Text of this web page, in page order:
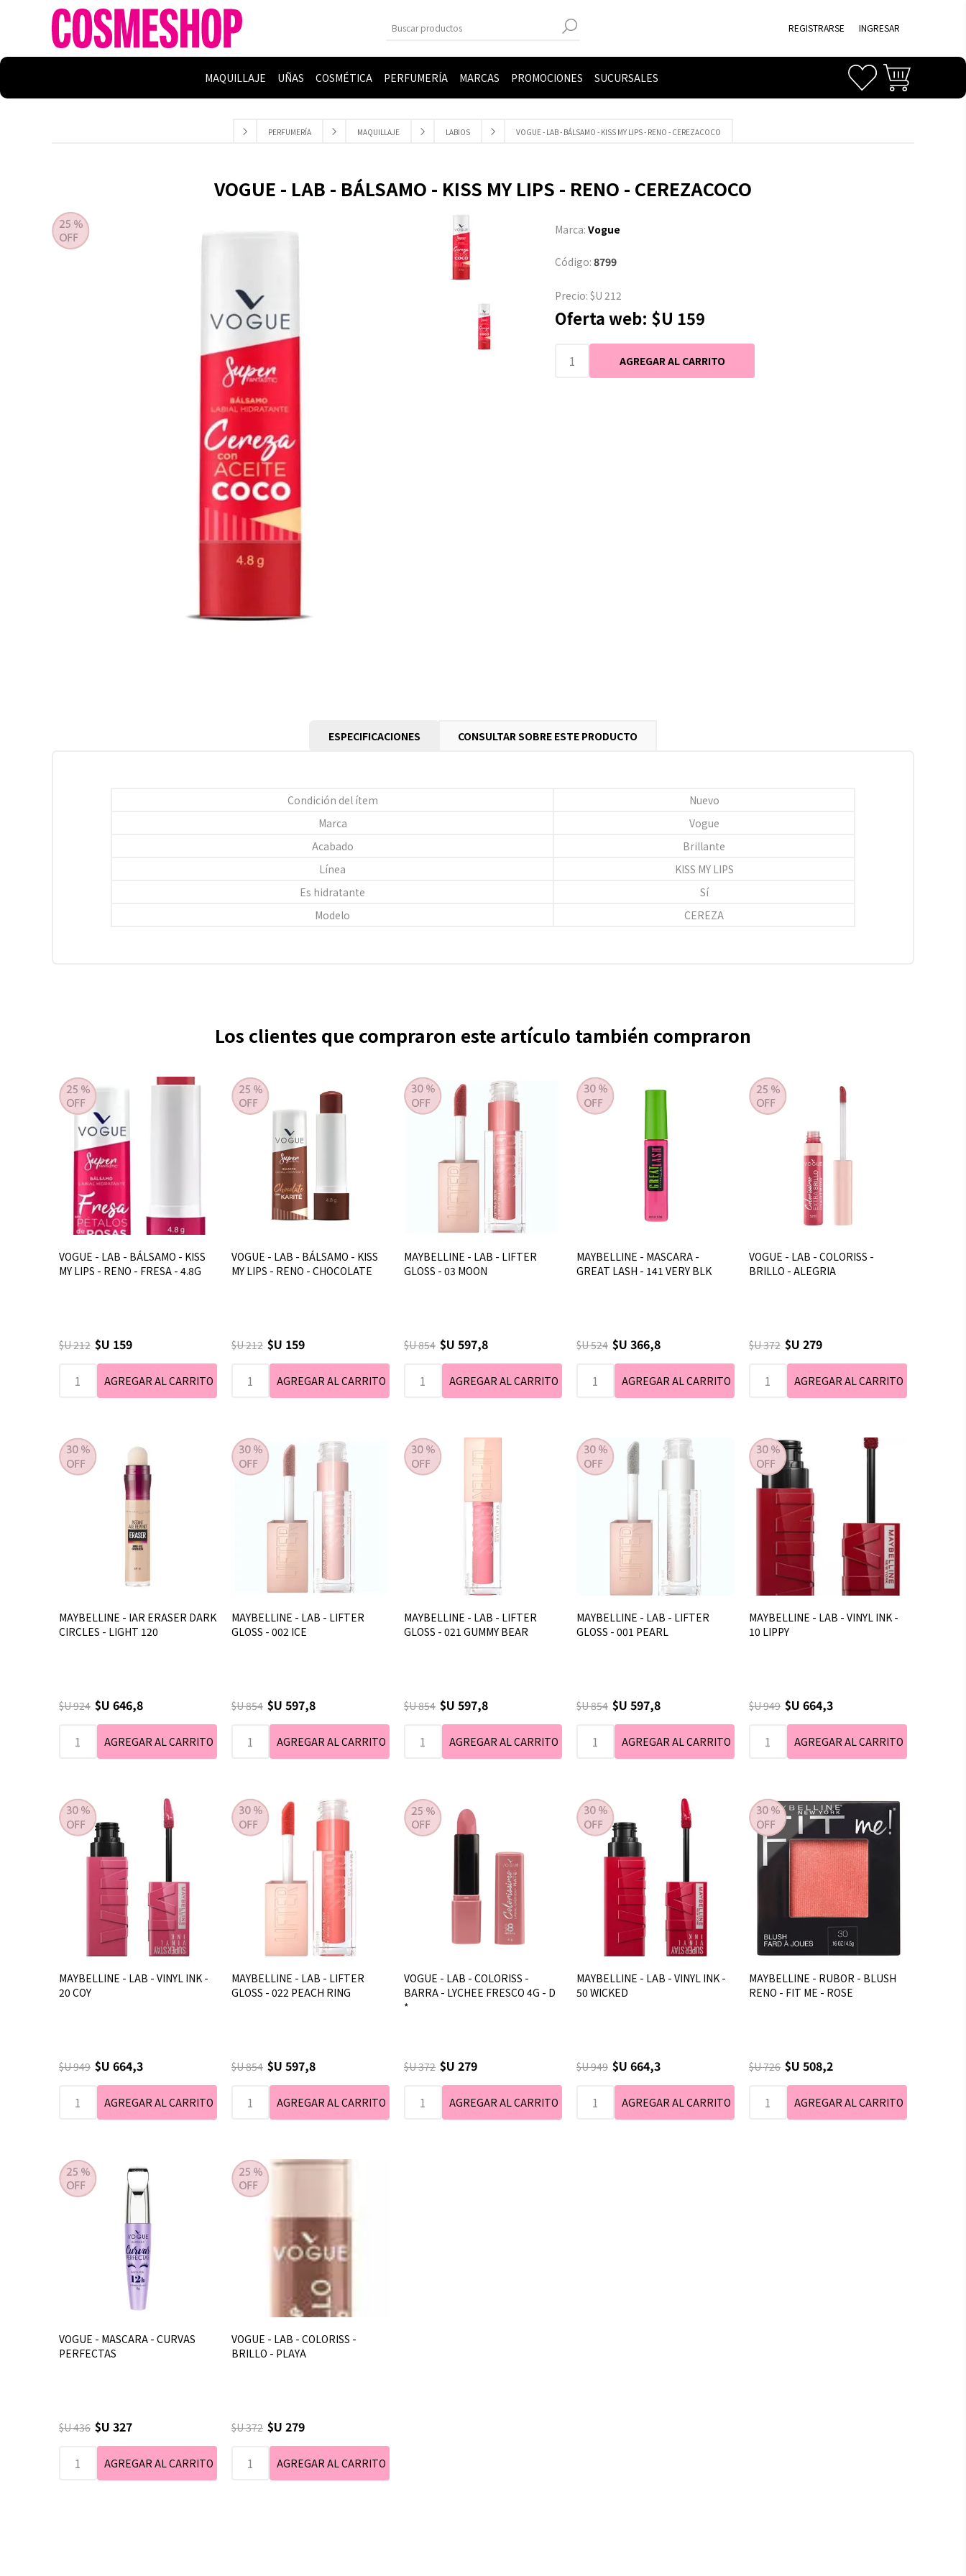
REGISTRARSE INGRESAR
MAQUILLAJE UÑAS COSMÉTICA PERFUMERÍA MARCAS PROMOCIONES SUCURSALES
PERFUMERÍA MAQUILLAJE LABIOS VOGUE - LAB - BÁLSAMO - KISS MY LIPS - RENO - CEREZACOCO
VOGUE - LAB - BÁLSAMO - KISS MY LIPS - RENO - CEREZACOCO
Marca: Vogue
Código: 8799
Precio: $U 212
Oferta web: $U 159
ESPECIFICACIONES CONSULTAR SOBRE ESTE PRODUCTO
Condición del ítem
Nuevo
Marca
Vogue
Acabado
Brillante
Línea
KISS MY LIPS
Es hidratante
Sí
Modelo
CEREZA
Los clientes que compraron este artículo también compraron
VOGUE - LAB - BÁLSAMO - KISS
MY LIPS - RENO - FRESA - 4.8G
$U 212 $U 159
VOGUE - LAB - BÁLSAMO - KISS
MY LIPS - RENO - CHOCOLATE
$U 212 $U 159
MAYBELLINE - LAB - LIFTER
GLOSS - 03 MOON
$U 854 $U 597,8
MAYBELLINE - MASCARA -
GREAT LASH - 141 VERY BLK
$U 524 $U 366,8
VOGUE - LAB - COLORISS -
BRILLO - ALEGRIA
$U 372 $U 279
MAYBELLINE - IAR ERASER DARK
CIRCLES - LIGHT 120
$U 924 $U 646,8
MAYBELLINE - LAB - LIFTER
GLOSS - 002 ICE
$U 854 $U 597,8
MAYBELLINE - LAB - LIFTER
GLOSS - 021 GUMMY BEAR
$U 854 $U 597,8
MAYBELLINE - LAB - LIFTER
GLOSS - 001 PEARL
$U 854 $U 597,8
MAYBELLINE - LAB - VINYL INK -
10 LIPPY
$U 949 $U 664,3
MAYBELLINE - LAB - VINYL INK -
20 COY
$U 949 $U 664,3
MAYBELLINE - LAB - LIFTER
GLOSS - 022 PEACH RING
$U 854 $U 597,8
VOGUE - LAB - COLORISS -
BARRA - LYCHEE FRESCO 4G - D
*
$U 372 $U 279
MAYBELLINE - LAB - VINYL INK -
50 WICKED
$U 949 $U 664,3
MAYBELLINE - RUBOR - BLUSH
RENO - FIT ME - ROSE
$U 726 $U 508,2
VOGUE - MASCARA - CURVAS
PERFECTAS
$U 436 $U 327
VOGUE - LAB - COLORISS -
BRILLO - PLAYA
$U 372 $U 279